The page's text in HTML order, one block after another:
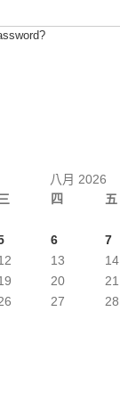
八月 2026
四 五
6 7
13 14
20 21
27 28